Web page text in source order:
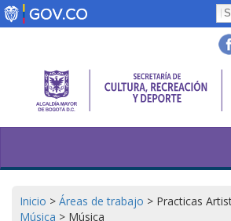
Pasar
al
Inicio > Áreas de trabajo > Practicas
Música > Música